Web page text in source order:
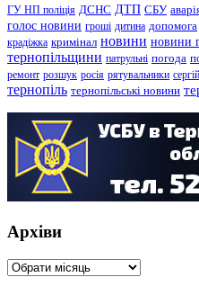
ГУ НП поліція ДСНС ДТП СБУ
голос новини гроші дитина допомога
крадіжка кримінал новини новини
тернопільщини патрульні погода
ремонт розшук росія рятувальники
тернопіль тернопільські новини
Архіви
Архіви